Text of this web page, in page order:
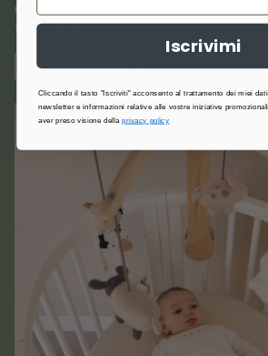
morbidezza e delicatezza sulla pelle.
termoregolatori,offrono comfort e
SCOPRI DI PIÙ
Iscrivimi
Cliccando il tasto "Iscriviti" acconsento al trattamento dei miei
newsletter e informazioni relative alle vostre iniziative
aver preso visione dellaprivacy policy